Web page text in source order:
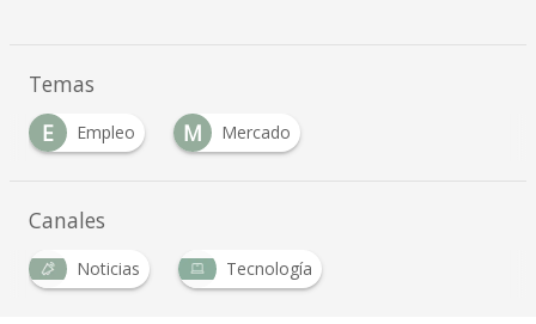
Temas
E
Empleo M Mercado
Canales
Noticias Tecnología